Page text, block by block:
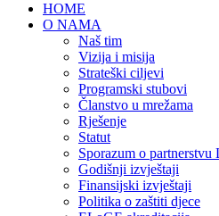
HOME
O NAMA
Naš tim
Vizija i misija
Strateški ciljevi
Programski stubovi
Članstvo u mrežama
Rješenje
Statut
Sporazum o
Godišnji izvještaji
Finansijski izvještaji
Politika o zaštiti djece